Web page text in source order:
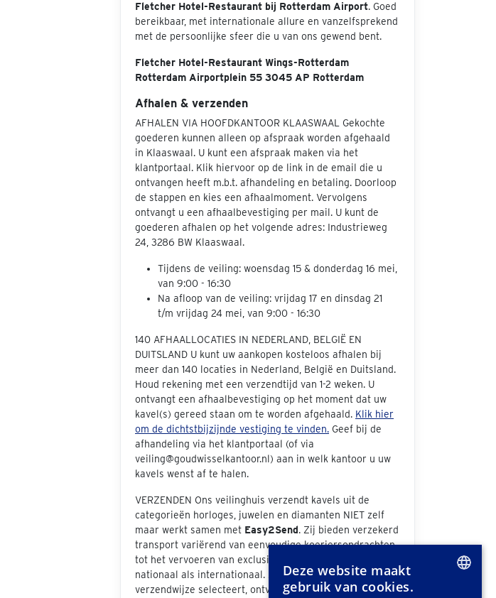
Fletcher Hotel-Restaurant bij Rotterdam Airport. Goed
bereikbaar, met internationale allure en vanzelfsprekend
met de persoonlijke sfeer die u van ons gewend bent.
Fletcher Hotel-Restaurant Wings-Rotterdam
Rotterdam Airportplein 55 3045 AP Rotterdam
Afhalen & verzenden
AFHALEN VIA HOOFDKANTOOR KLAASWAAL Gekochte
goederen kunnen alleen op afspraak worden afgehaald
in Klaaswaal. U kunt een afspraak maken via het
klantportaal. Klik hiervoor op de link in de email die u
ontvangen heeft m.b.t. afhandeling en betaling. Doorloop
de stappen en kies een afhaalmoment. Vervolgens
ontvangt u een afhaalbevestiging per mail. U kunt de
goederen afhalen op het volgende adres: Industrieweg
24, 3286 BW Klaaswaal.
Tijdens de veiling: woensdag 15 & donderdag 16 mei,
van 9:00 - 16:30
Na afloop van de veiling: vrijdag 17 en dinsdag 21
t/m vrijdag 24 mei, van 9:00 - 16:30
140 AFHAALLOCATIES IN NEDERLAND, BELGIË EN
DUITSLAND U kunt uw aankopen kosteloos afhalen bij
meer dan 140 locaties in Nederland, België en Duitsland.
Houd rekening met een verzendtijd van 1-2 weken. U
ontvangt een afhaalbevestiging op het moment dat uw
kavel(s) gereed staan om te worden afgehaald. Klik hier
om de dichtstbijzijnde vestiging te vinden. Geef bij de
afhandeling via het klantportaal (of via
veiling@goudwisselkantoor.nl) aan in welk kantoor u uw
kavels wenst af te halen.
VERZENDEN Ons veilinghuis verzendt kavels uit de
categorieën horloges, juwelen en diamanten NIET zelf
maar werkt samen met Easy2Send. Zij bieden verzekerd
transport variërend van eenvoudige koeriersopdrachten
tot het vervoeren van exclusieve stukken, zowel
nationaal als internationaal. Als u "Easy2Send" als
verzendwijze selecteert, ontvangt u een offerte die u
Deze website maakt
gebruik van cookies.